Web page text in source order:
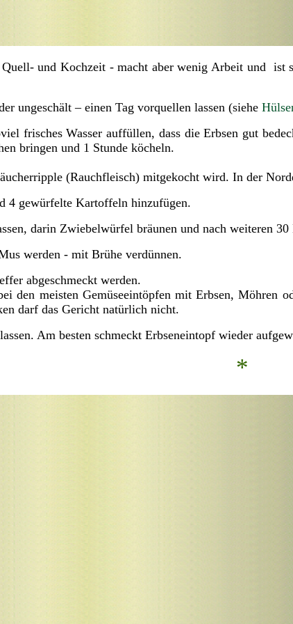
und Kochzeit - macht aber wenig Arbeit und ist
ungeschält – einen Tag vorquellen lassen (siehe
frisches Wasser auffüllen, dass die Erbsen gut
bringen und 1 Stunde köcheln.
(Rauchfleisch) mitgekocht wird. In der
4 gewürfelte Kartoffeln hinzufügen.
darin Zwiebelwürfel bräunen und nach weiteren
werden - mit Brühe verdünnen.
abgeschmeckt werden.
den meisten Gemüseeintöpfen mit Erbsen, Möhren
darf das Gericht natürlich nicht.
Am besten schmeckt Erbseneintopf wieder
*